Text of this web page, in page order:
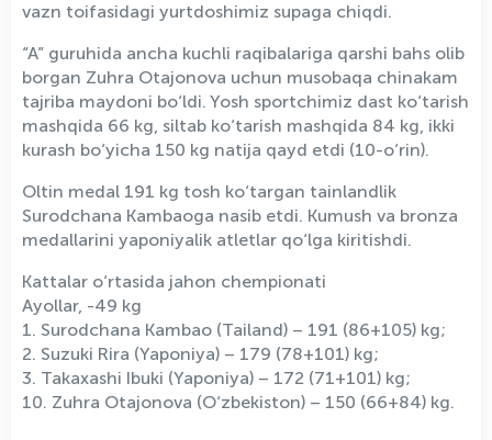
vazn toifasidagi yurtdoshimiz supaga chiqdi.
“A” guruhida ancha kuchli raqibalariga qarshi bahs olib
borgan Zuhra Otajonova uchun musobaqa chinakam
tajriba maydoni bo‘ldi. Yosh sportchimiz dast ko‘tarish
mashqida 66 kg, siltab ko‘tarish mashqida 84 kg, ikki
kurash bo‘yicha 150 kg natija qayd etdi (10-o‘rin).
Oltin medal 191 kg tosh ko‘targan tainlandlik
Surodchana Kambaoga nasib etdi. Kumush va bronza
medallarini yaponiyalik atletlar qo‘lga kiritishdi.
Kattalar o‘rtasida jahon chempionati
Ayollar, -49 kg
1. Surodchana Kambao (Tailand) – 191 (86+105) kg;
2. Suzuki Rira (Yaponiya) – 179 (78+101) kg;
3. Takaxashi Ibuki (Yaponiya) – 172 (71+101) kg;
10. Zuhra Otajonova (O‘zbekiston) – 150 (66+84) kg.